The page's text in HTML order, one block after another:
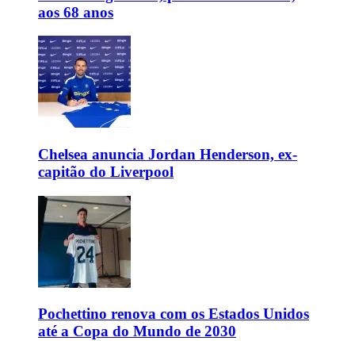
aos 68 anos
Chelsea anuncia Jordan Henderson, ex-
capitão do Liverpool
Pochettino renova com os Estados Unidos
até a Copa do Mundo de 2030